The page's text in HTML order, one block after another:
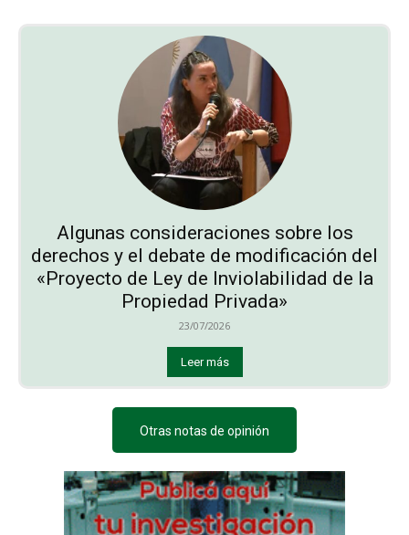
Algunas consideraciones sobre los
derechos y el debate de modificación del
«Proyecto de Ley de Inviolabilidad de la
Propiedad Privada»
23/07/2026
Leer más
Otras notas de opinión